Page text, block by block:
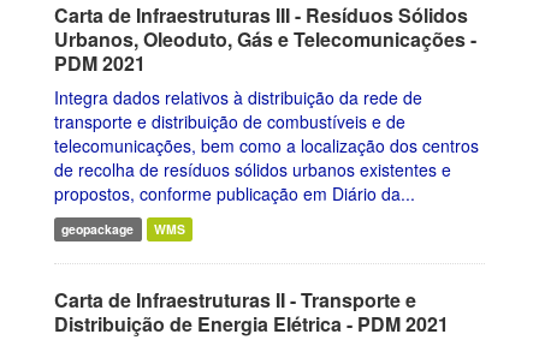
Carta de Infraestruturas III - Resíduos Sólidos
Urbanos, Oleoduto, Gás e Telecomunicações -
PDM 2021
Integra dados relativos à distribuição da rede de
transporte e distribuição de combustíveis e de
telecomunicações, bem como a localização dos centros
de recolha de resíduos sólidos urbanos existentes e
propostos, conforme publicação em Diário da...
geopackage WMS
Carta de Infraestruturas II - Transporte e
Distribuição de Energia Elétrica - PDM 2021